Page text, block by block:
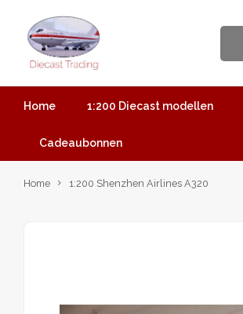
Home 1:200 Diecast modellen
Cadeaubonnen
Home 1:200 Shenzhen Airlines A320